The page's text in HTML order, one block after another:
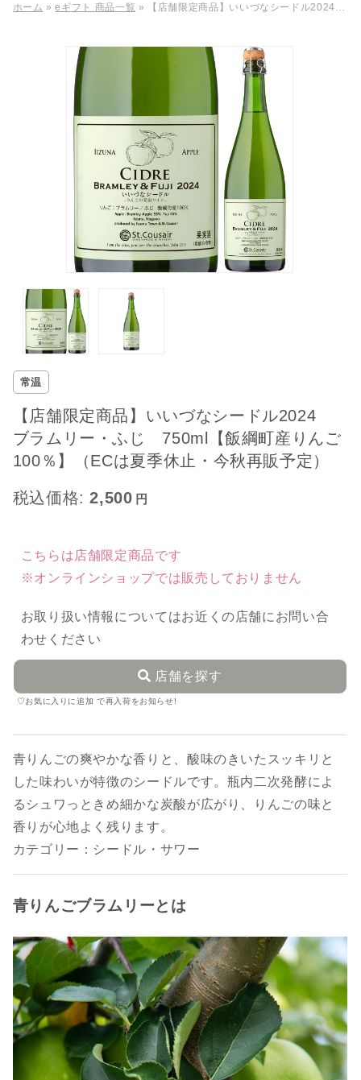
ホーム »eギフト 商品一覧 » 【店舗限定商品】いいづなシードル2024 ブラムリー・ふじ 750ml【飯綱町産りんご100％】（ECは夏季休止・今秋再販予定）
常温
【店舗限定商品】いいづなシードル2024
ブラムリー・ふじ 750ml【飯綱町産りんご
100％】（ECは夏季休止・今秋再販予定）
税込価格:2,500
こちらは店舗限定商品です
※オンラインショップでは販売しておりません
お取り扱い情報についてはお近くの店舗にお問い合
わせください
店舗を探す
♡お気に入りに追加 で再入荷をお知らせ!
青りんごの爽やかな香りと、酸味のきいたスッキリと
した味わいが特徴のシードルです。瓶内二次発酵によ
るシュワっときめ細かな炭酸が広がり、りんごの味と
香りが心地よく残ります。
カテゴリー：シードル・サワー
青りんごブラムリーとは